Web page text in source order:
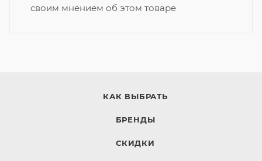
своим мнением об этом товаре
КАК ВЫБРАТЬ
БРЕНДЫ
СКИДКИ